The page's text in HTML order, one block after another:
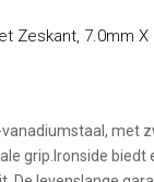
Zeskant, 7.0mm X
met
grip.Ironside biedt